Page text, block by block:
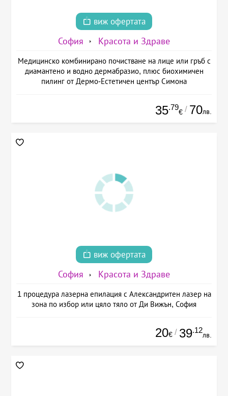
виж офертата
София Красота и Здраве
Медицинско комбинирано почистване на лице или гръб с
диамантено и водно дермабразио, плюс биохимичен
пилинг от Дермо-Естетичен център Симона
35.79
€ / 70лв.
виж офертата
София Красота и Здраве
1 процедура лазерна епилация с Александритен лазер на
зона по избор или цяло тяло от Ди Вижън, София
20€ / 39.12
лв.